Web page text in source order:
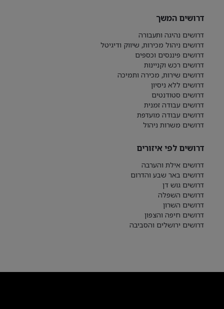
דרושים המשך
דרושים נהיגה ותעבורה
דרושים ניהול מכירות, שיווק ודיגיטל
דרושים פיננסים וכספים
דרושים רכש וקניינות
דרושים שירות, מכירה ותמיכה
דרושים ללא ניסיון
דרושים סטודנטים
דרושים עבודה זמנית
דרושים עבודה מועדפת
דרושים משרות ניהול
דרושים לפי איזורים
דרושים אילת והערבה
דרושים באר שבע והדרום
דרושים גוש דן
דרושים השפלה
דרושים השרון
דרושים חיפה והצפון
דרושים ירושלים והסביבה